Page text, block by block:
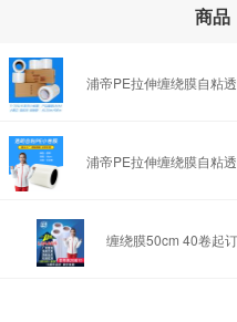
商品
浦帝PE拉伸缠绕膜自粘
浦帝PE拉伸缠绕膜自粘
缠绕膜50cm 40卷起订